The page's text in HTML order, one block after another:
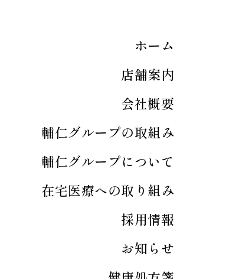
ホーム
店舗案内
会社概要
輔仁グループの取組み
輔仁グループについて
在宅医療への取り組み
採用情報
お知らせ